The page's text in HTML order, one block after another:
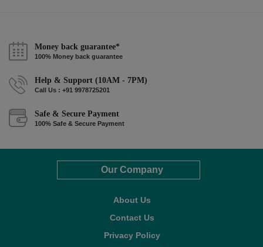
Money back guarantee*
100% Money back guarantee
Help & Support (10AM - 7PM)
Call Us : +91 9978725201
Safe & Secure Payment
100% Safe & Secure Payment
Our Company
About Us
Contact Us
Privacy Policy